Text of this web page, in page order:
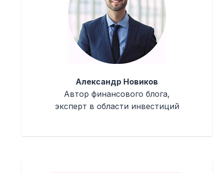
Александр Новиков
Автор финансового блога,
эксперт в области инвестиций